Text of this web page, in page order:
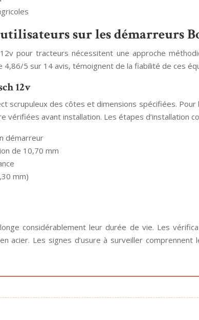
sur les démarreurs
pour tracteurs nécessitent une approche
4,86/5 sur 14 avis, témoignent de la fiabilité de ces
12v
scrupuleux des côtes et dimensions spécifiées.
avant installation. Les étapes d’installation
démarreur
de 10,70 mm
mm)
considérablement leur durée de vie. Les
acier. Les signes d’usure à surveiller